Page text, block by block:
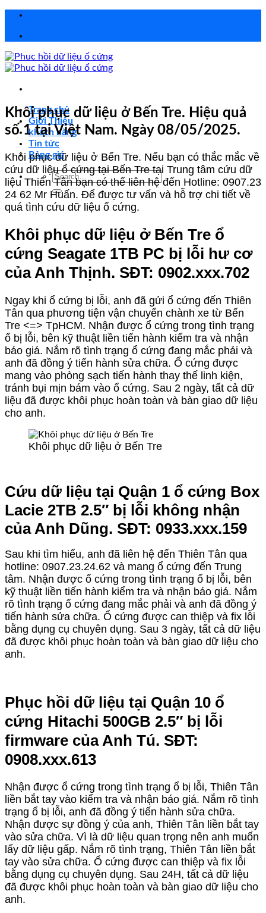
Chuyển
Trang chủ
Giới Thiệu
khách hàng
Tin tức
Bảng giá
Search
for:
Khôi phục dữ liệu ở Bến Tre. Hiệu quả
số 1 tại Việt Nam. Ngày 08/05/2025.
Khôi phục dữ liệu ở Bến Tre. Nếu bạn có thắc mắc về
cứu dữ liệu ổ cứng tại Bến Tre tại Trung tâm cứu dữ
liệu Thiên Tân bạn có thể liên hệ đến Hotline: 0907.23
24 62 Mr Huấn. Để được tư vấn và hỗ trợ chi tiết về
quá tình cứu dữ liệu ổ cứng.
Khôi phục dữ liệu ở Bến Tre ổ
cứng Seagate 1TB PC bị lỗi hư cơ
của Anh Thịnh. SĐT: 0902.xxx.702
Ngay khi ổ cứng bị lỗi, anh đã gửi ổ cứng đến Thiên
Tân qua phương tiện vận chuyển chành xe từ Bến
Tre <=> TpHCM. Nhận được ổ cứng trong tình trạng
ổ bị lỗi, bên kỹ thuật liền tiến hành kiểm tra và nhận
báo giá. Nắm rõ tình trạng ổ cứng đang mắc phải và
anh đã đồng ý tiến hành sửa chữa. Ổ cứng được
mang vào phòng sạch tiến hành thay thế linh kiện,
tránh bụi mịn bám vào ổ cứng. Sau 2 ngày, tất cả dữ
liệu đã được khôi phục hoàn toàn và bàn giao dữ liệu
cho anh.
Khôi phục dữ liệu ở Bến Tre
Cứu dữ liệu tại Quận 1 ổ cứng Box
Lacie 2TB 2.5″ bị lỗi không nhận
của Anh Dũng. SĐT: 0933.xxx.159
Sau khi tìm hiểu, anh đã liên hệ đến Thiên Tân qua
hotline: 0907.23.24.62 và mang ổ cứng đến Trung
tâm. Nhận được ổ cứng trong tình trạng ổ bị lỗi, bên
kỹ thuật liền tiến hành kiểm tra và nhận báo giá. Nắm
rõ tình trạng ổ cứng đang mắc phải và anh đã đồng ý
tiến hành sửa chữa. Ổ cứng được can thiệp và fix lỗi
bằng dụng cụ chuyên dụng. Sau 3 ngày, tất cả dữ liệu
đã được khôi phục hoàn toàn và bàn giao dữ liệu cho
anh.
Phục hồi dữ liệu tại Quận 10 ổ
cứng Hitachi 500GB 2.5″ bị lỗi
firmware của Anh Tú. SĐT:
0908.xxx.613
Nhận được ổ cứng trong tình trạng ổ bị lỗi, Thiên Tân
liền bắt tay vào kiểm tra và nhận báo giá. Nắm rõ tình
trạng ổ bị lỗi, anh đã đồng ý tiến hành sửa chữa.
Nhận được sự đồng ý của anh, Thiên Tân liền bắt tay
vào sửa chữa. Vì là dữ liệu quan trọng nên anh muốn
lấy dữ liệu gấp. Nắm rõ tình trạng, Thiên Tân liền bắt
tay vào sửa chữa. Ổ cứng được can thiệp và fix lỗi
bằng dụng cụ chuyên dụng. Sau 24H, tất cả dữ liệu
đã được khôi phục hoàn toàn và bàn giao dữ liệu cho
anh.